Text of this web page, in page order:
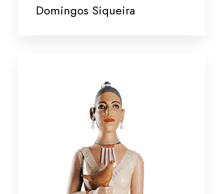
Domingos Siqueira